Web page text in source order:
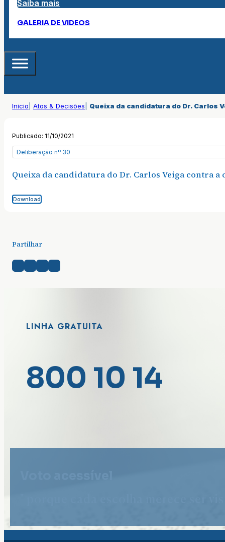
Saiba mais
GALERIA DE VIDEOS
Inicio Atos & Decisões Queixa da candidatura do Dr. Carlos
Publicado: 11/10/2021
Deliberação nº 30
Queixa da candidatura do Dr. Carlos Veiga contra
Download
Partilhar
LINHA GRATUITA
800 10 14